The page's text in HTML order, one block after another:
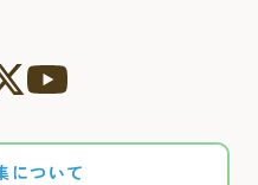
について